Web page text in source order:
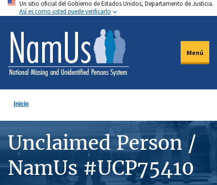
Pasar
al
contenido
principal
Un sitio oficial del Gobierno de Estados Unidos, Departamento de Justicia.
Así es como usted puede verificarlo
Menú
Inicio
Unclaimed Person /
NamUs #UCP75410